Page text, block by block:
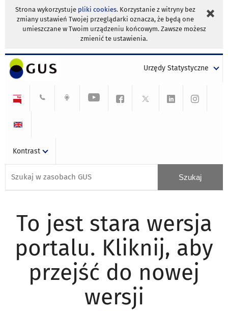
Strona wykorzystuje pliki cookies. Korzystanie z witryny bez
zmiany ustawień Twojej przeglądarki oznacza, że będą one
umieszczane w Twoim urządzeniu końcowym. Zawsze możesz
zmienić te ustawienia.
Urzędy Statystyczne
Kontrast
To jest stara wersja
portalu. Kliknij, aby
przejść do nowej
wersji